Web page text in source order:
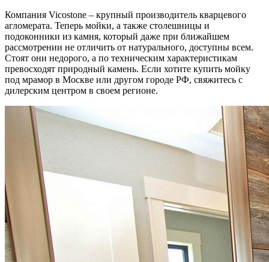
Компания Vicostone – крупный производитель кварцевого
агломерата. Теперь мойки, а также столешницы и
подоконники из камня, который даже при ближайшем
рассмотрении не отличить от натурального, доступны всем.
Стоят они недорого, а по техническим характеристикам
превосходят природный камень. Если хотите купить мойку
под мрамор в Москве или другом городе РФ, свяжитесь с
дилерским центром в своем регионе.